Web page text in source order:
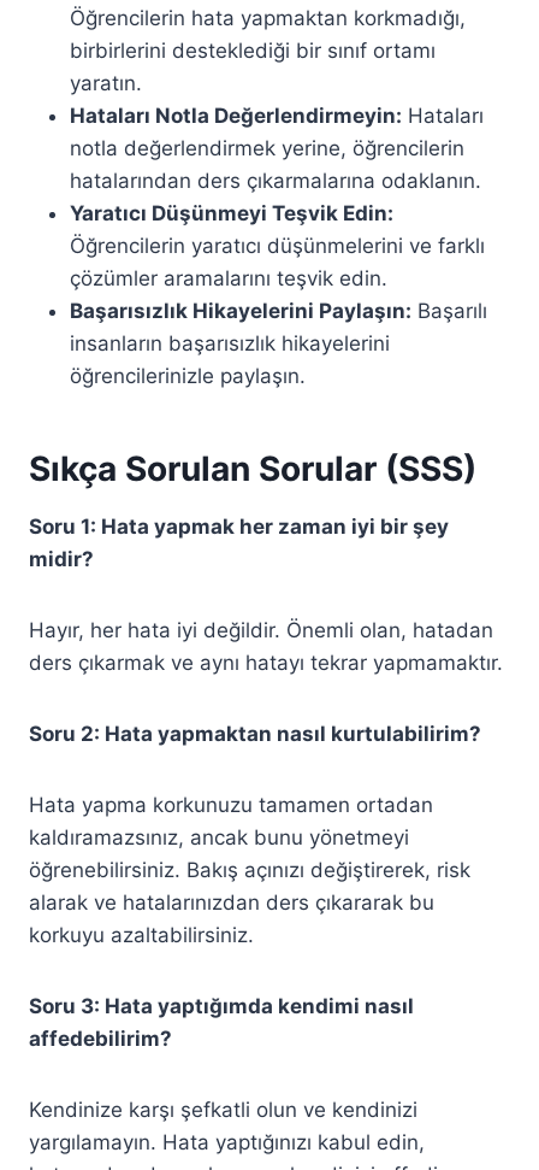
Öğrencilerin hata yapmaktan korkmadığı,
birbirlerini desteklediği bir sınıf ortamı
yaratın.
Hataları Notla Değerlendirmeyin: Hataları
notla değerlendirmek yerine, öğrencilerin
hatalarından ders çıkarmalarına odaklanın.
Yaratıcı Düşünmeyi Teşvik Edin:
Öğrencilerin yaratıcı düşünmelerini ve farklı
çözümler aramalarını teşvik edin.
Başarısızlık Hikayelerini Paylaşın: Başarılı
insanların başarısızlık hikayelerini
öğrencilerinizle paylaşın.
Sıkça Sorulan Sorular (SSS)
Soru 1: Hata yapmak her zaman iyi bir şey
midir?
Hayır, her hata iyi değildir. Önemli olan, hatadan
ders çıkarmak ve aynı hatayı tekrar yapmamaktır.
Soru 2: Hata yapmaktan nasıl kurtulabilirim?
Hata yapma korkunuzu tamamen ortadan
kaldıramazsınız, ancak bunu yönetmeyi
öğrenebilirsiniz. Bakış açınızı değiştirerek, risk
alarak ve hatalarınızdan ders çıkararak bu
korkuyu azaltabilirsiniz.
Soru 3: Hata yaptığımda kendimi nasıl
affedebilirim?
Kendinize karşı şefkatli olun ve kendinizi
yargılamayın. Hata yaptığınızı kabul edin,